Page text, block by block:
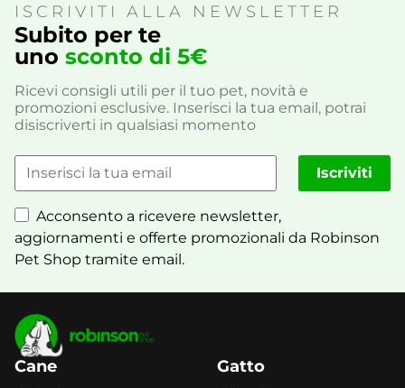
ISCRIVITI ALLA NEWSLETTER
Subito per te
uno sconto di 5€
Ricevi consigli utili per il tuo pet, novità e
promozioni esclusive. Inserisci la tua email, potrai
disiscriverti in qualsiasi momento
Acconsento a ricevere newsletter,
aggiornamenti e offerte promozionali da Robinson
Pet Shop tramite email.
Iscriviti
Cane
Gatto